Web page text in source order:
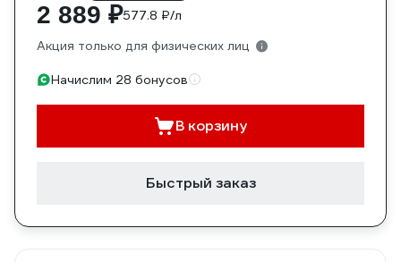
2 889 ₽577.8 ₽/л
Акция только для физических лиц
Начислим 28 бонусов
В корзину
Быстрый заказ